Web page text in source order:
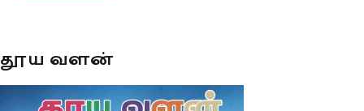
தூய வளன்